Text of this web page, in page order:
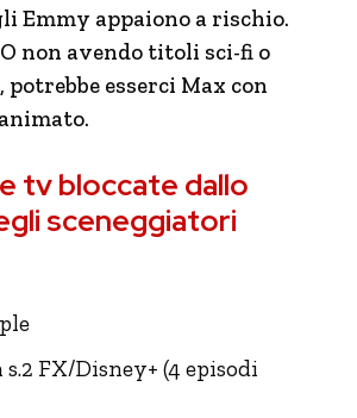
Emmy appaiono a rischio.
non avendo titoli sci-fi o
esserci Max con
tv bloccate dallo
sceneggiatori
FX/Disney+ (4 episodi